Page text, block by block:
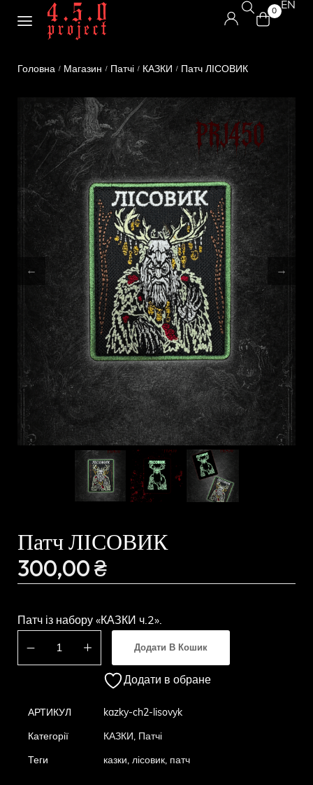
0 EN
Головна / Магазин / Патчі / КАЗКИ / Патч ЛІСОВИК
Патч ЛІСОВИК
300,00₴
Патч із набору «КАЗКИ ч.2».
Додати В Кошик
Додати в обране
АРТИКУЛ kazky-ch2-lisovyk
Категорії КАЗКИ, Патчі
Теги казки, лісовик, патч